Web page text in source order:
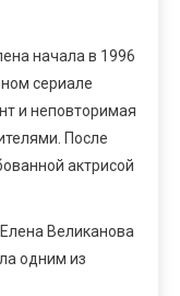
начала в 1996
сериале
и неповторимая
После
актрисой
Великанова
одним из